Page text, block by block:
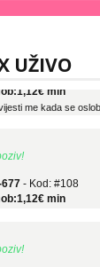
UŽIVO
- Kod: #135
me kada se
min